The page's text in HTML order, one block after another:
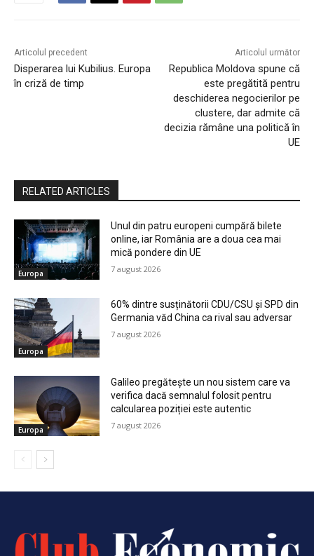
Articolul precedent
Disperarea lui Kubilius. Europa
în criză de timp
Articolul următor
Republica Moldova spune că
este pregătită pentru
deschiderea negocierilor pe
clustere, dar admite că
decizia rămâne una politică în
UE
RELATED ARTICLES
Europa
Unul din patru europeni cumpără bilete
online, iar România are a doua cea mai
mică pondere din UE
7 august 2026
Europa
60% dintre susținătorii CDU/CSU și SPD din
Germania văd China ca rival sau adversar
7 august 2026
Europa
Galileo pregătește un nou sistem care va
verifica dacă semnalul folosit pentru
calcularea poziției este autentic
7 august 2026